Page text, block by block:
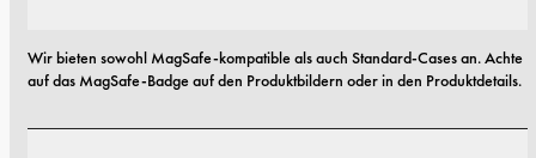
Wir bieten sowohl MagSafe-kompatible als auch Standard-Cases an. Achte
auf das MagSafe-Badge auf den Produktbildern oder in den Produktdetails.